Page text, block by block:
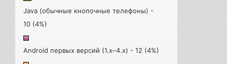
Java (обычные кнопочные телефоны) -
10 (4%)
Android первых версий (1.x–4.x) - 12 (4%)